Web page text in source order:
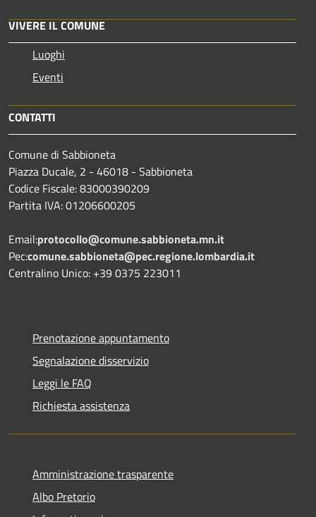
VIVERE IL COMUNE
Luoghi
Eventi
CONTATTI
Comune di Sabbioneta
Piazza Ducale, 2 - 46018 - Sabbioneta
Codice Fiscale: 83000390209
Partita IVA: 01206600205
Email:protocollo@comune.sabbioneta.mn.it
Pec:comune.sabbioneta@pec.regione.lombardia.it
Centralino Unico: +39 0375 223011
Prenotazione appuntamento
Segnalazione disservizio
Leggi le FAQ
Richiesta assistenza
Amministrazione trasparente
Albo Pretorio